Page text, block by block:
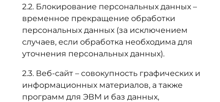
2.2. Блокирование персональных данных –
временное прекращение обработки
персональных данных (за исключением
случаев, если обработка необходима для
уточнения персональных данных).
2.3. Веб-сайт – совокупность графических и
информационных материалов, а также
программ для ЭВМ и баз данных,